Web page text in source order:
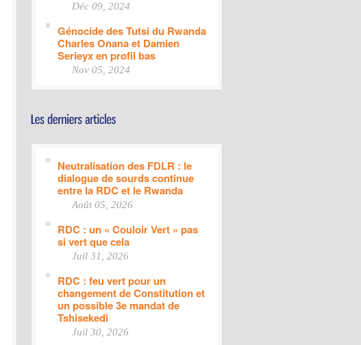
Déc 09, 2024
Génocide des Tutsi du Rwanda
Charles Onana et Damien
Serieyx en profil bas
Nov 05, 2024
Neutralisation des FDLR : le
dialogue de sourds continue
entre la RDC et le Rwanda
Août 05, 2026
RDC : un « Couloir Vert » pas
si vert que cela
Juil 31, 2026
RDC : feu vert pour un
changement de Constitution et
un possible 3e mandat de
Tshisekedi
Juil 30, 2026